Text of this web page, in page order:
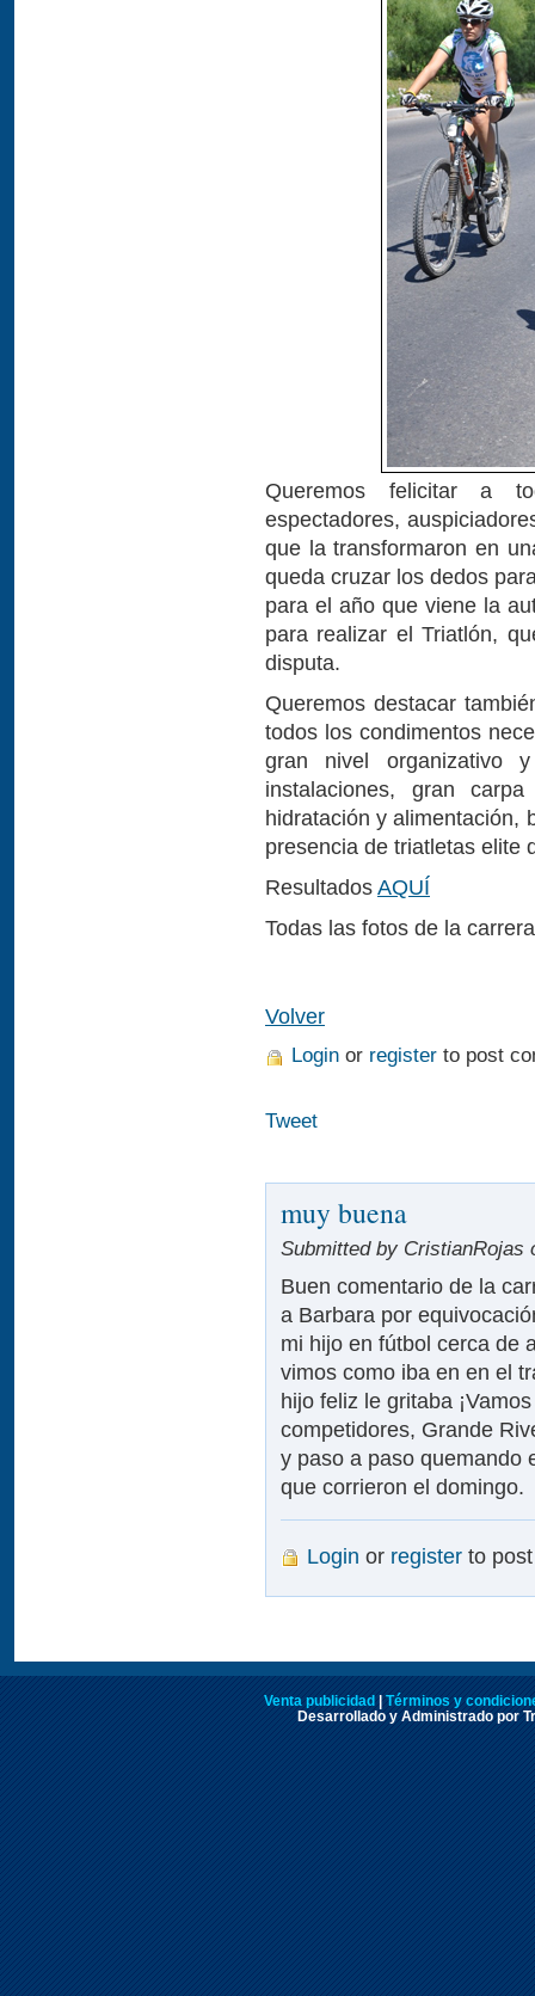
Queremos felicitar a
espectadores,
que la transformaron en
queda cruzar los dedos
para el año que viene la
para realizar el Triatlón,
disputa.
Queremos destacar
todos los condimentos
gran nivel organizativo
instalaciones, gran
hidratación y alimentación,
presencia de triatletas elite
ResultadosAQUÍ
Todas las fotos de la
Volver
Login or register to post
Tweet
muy buena
Submitted by CristianRojas
Buen comentario de la
a Barbara por
mi hijo en fútbol cerca de
vimos como iba en en el
hijo feliz le gritaba
competidores, Grande
y paso a paso quemando
que corrieron el domingo.
Login or register to
Venta publicidad
Términos y
Desarrollado y Administrado por